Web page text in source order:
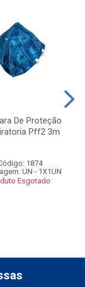
De Proteção
Pff2 3m
1874
UN - 1X1UN
Esgotado